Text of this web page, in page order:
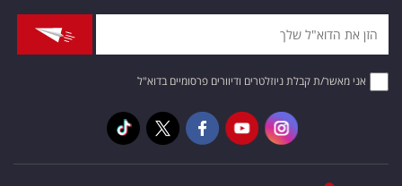
אני מאשר/ת קבלת ניוזלטרים ודיוורים פרסומיים בדוא"ל